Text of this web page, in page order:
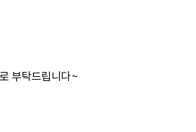
부탁드립니다~